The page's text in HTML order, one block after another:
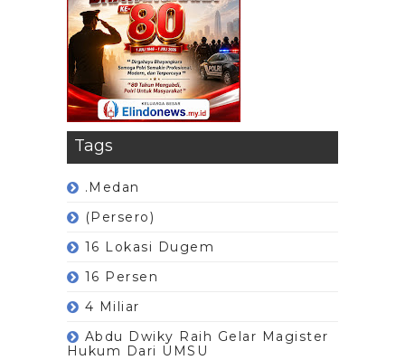
Tags
.Medan
(Persero)
16 Lokasi Dugem
16 Persen
4 Miliar
Abdu Dwiky Raih Gelar Magister
Hukum Dari UMSU